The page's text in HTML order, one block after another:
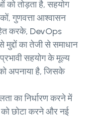
को तोड़ता है, सहयोग
गुणवत्ता आश्वासन
करके, DevOps
मुद्दों का तेजी से समाधान
सहयोग के मूल्य
अपनाया है, जिसके
का निर्धारण करने में
छोटा करने और नई